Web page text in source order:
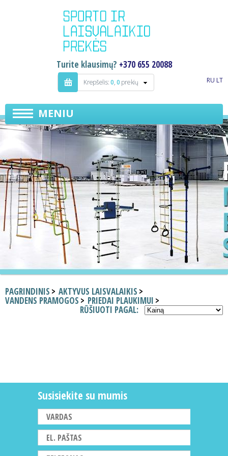
Turite klausimų? +370 655 20088
Krepšelis:0,0 prekių RU LT
MENIU
PAGRINDINIS AKTYVUS LAISVALAIKIS
VANDENS PRAMOGOS PRIEDAI PLAUKIMUI
RŪŠIUOTI PAGAL:
Susisiekite su mumis